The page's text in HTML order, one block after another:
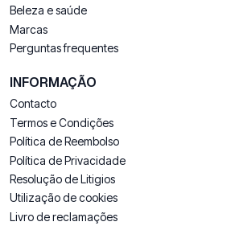
Beleza e saúde
Marcas
Perguntas frequentes
INFORMAÇÃO
Contacto
Termos e Condições
Política de Reembolso
Política de Privacidade
Resolução de Litigios
Utilização de cookies
Livro de reclamações